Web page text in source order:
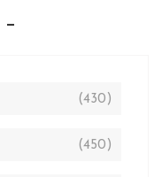
(430)
(450)